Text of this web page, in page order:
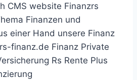
CMS website Finanzrs
Finanzen und
einer Hand unsere Finanz
finanz.de Finanz Private
Rs Rente Plus